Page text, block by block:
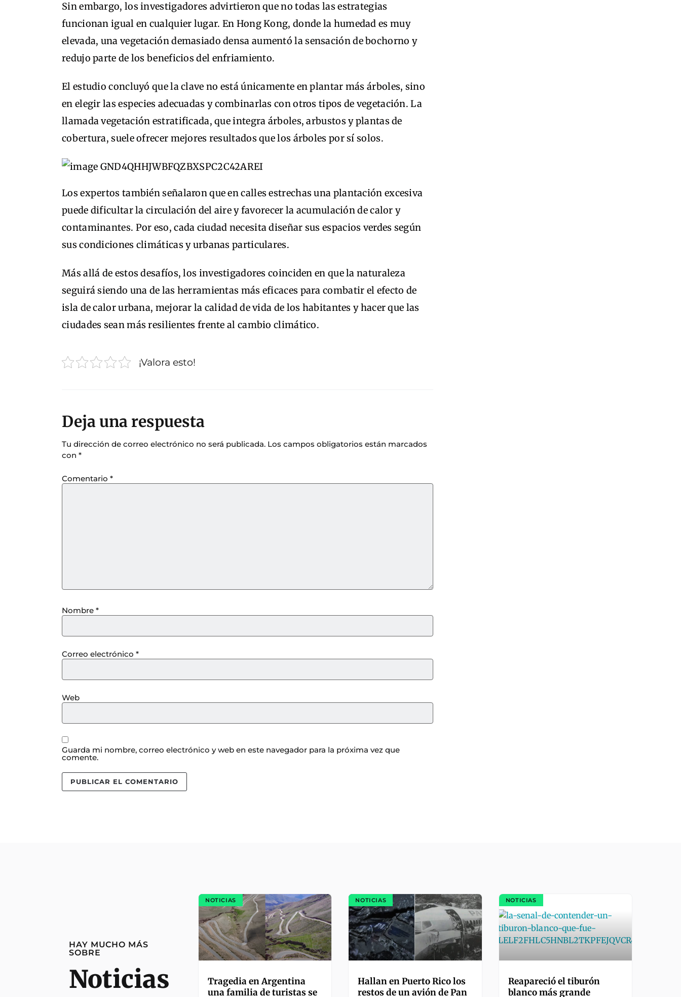
Sin embargo, los investigadores advirtieron que no todas las estrategias
funcionan igual en cualquier lugar. En Hong Kong, donde la humedad es muy
elevada, una vegetación demasiado densa aumentó la sensación de bochorno y
redujo parte de los beneficios del enfriamiento.
El estudio concluyó que la clave no está únicamente en plantar más árboles, sino
en elegir las especies adecuadas y combinarlas con otros tipos de vegetación. La
llamada vegetación estratificada, que integra árboles, arbustos y plantas de
cobertura, suele ofrecer mejores resultados que los árboles por sí solos.
Los expertos también señalaron que en calles estrechas una plantación excesiva
puede dificultar la circulación del aire y favorecer la acumulación de calor y
contaminantes. Por eso, cada ciudad necesita diseñar sus espacios verdes según
sus condiciones climáticas y urbanas particulares.
Más allá de estos desafíos, los investigadores coinciden en que la naturaleza
seguirá siendo una de las herramientas más eficaces para combatir el efecto de
isla de calor urbana, mejorar la calidad de vida de los habitantes y hacer que las
ciudades sean más resilientes frente al cambio climático.
¡Valora esto!
Deja una respuesta
Tu dirección de correo electrónico no será publicada. Los campos obligatorios están marcados
con *
Comentario *
Nombre *
Correo electrónico *
Web
Guarda mi nombre, correo electrónico y web en este navegador para la próxima vez que
comente.
HAY MUCHO MÁS
SOBRE
Noticias
NOTICIAS
Tragedia en Argentina
una familia de turistas se
NOTICIAS
Hallan en Puerto Rico los
restos de un avión de Pan
NOTICIAS
Reapareció el tiburón
blanco más grande